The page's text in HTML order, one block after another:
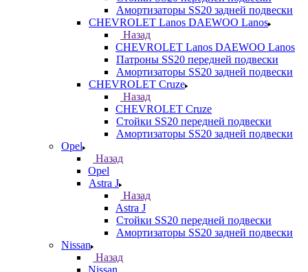
Амортизаторы SS20 задней подвески
CHEVROLET Lanos DAEWOO Lanos
Назад
CHEVROLET Lanos DAEWOO Lanos
Патроны SS20 передней подвески
Амортизаторы SS20 задней подвески
CHEVROLET Cruze
Назад
CHEVROLET Cruze
Стойки SS20 передней подвески
Амортизаторы SS20 задней подвески
Opel
Назад
Opel
Astra J
Назад
Astra J
Стойки SS20 передней подвески
Амортизаторы SS20 задней подвески
Nissan
Назад
Nissan